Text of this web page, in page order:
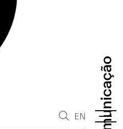
Comunicação
Comunicação
EN